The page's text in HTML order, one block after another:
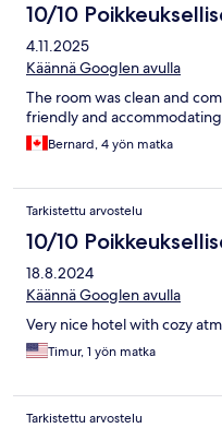
10/10
4.11.2025
Käännä Googlen avulla
The room was clean and
friendly and
Bernard, 4 yön matka
Tarkistettu arvostelu
10/10
18.8.2024
Käännä Googlen avulla
Very nice hotel with cozy
Timur, 1 yön matka
Tarkistettu arvostelu